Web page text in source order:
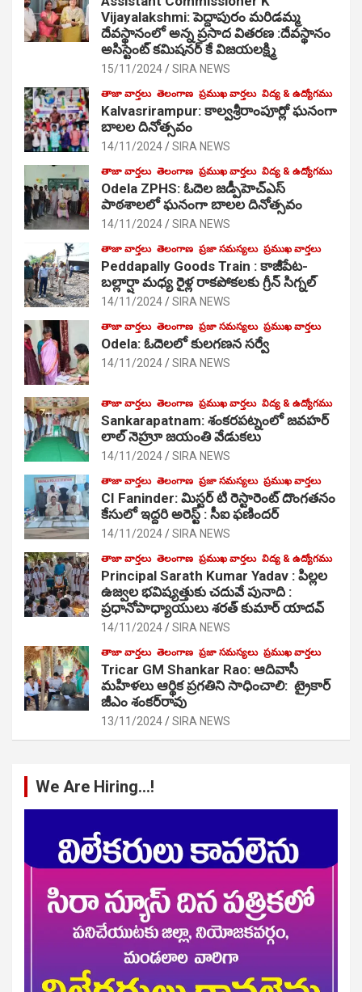
Vijayalakshmi: పెద్దాపురం మరిడమ్మ
దేవస్థానంలో అన్న ప్రసాద వితరణ :దేవస్థానం
అసిస్టెంట్ కమిషనర్ కే విజయలక్ష్మి
15/11/2024 SIRA NEWS
తాజా వార్తలు తెలంగాణ ప్రముఖ వార్తలు విద్య & ఉద్యోగము
Kalvasrirampur: కాల్వశ్రీరాంపూర్లో ఘనంగా
బాలల దినోత్సవం
14/11/2024 SIRA NEWS
తాజా వార్తలు తెలంగాణ ప్రముఖ వార్తలు విద్య & ఉద్యోగము
Odela ZPHS: ఓదెల జ‌డ్పీహెచ్ఎస్
పాఠ‌శాల‌లో ఘనంగా బాలల దినోత్సవం
14/11/2024 SIRA NEWS
తాజా వార్తలు తెలంగాణ ప్రజా సమస్యలు ప్రముఖ వార్తలు
Peddapally Goods Train : కాజీపేట-
బల్లార్షా మధ్య రైళ్ల రాకపోకలకు గ్రీన్ సిగ్నల్
14/11/2024 SIRA NEWS
తాజా వార్తలు తెలంగాణ ప్రజా సమస్యలు ప్రముఖ వార్తలు
Odela: ఓదెలలో కులగణన సర్వే
14/11/2024 SIRA NEWS
తాజా వార్తలు తెలంగాణ ప్రముఖ వార్తలు విద్య & ఉద్యోగము
Sankarapatnam: శంకరపట్నంలో జవహర్
లాల్ నెహ్రూ జయంతి వేడుకలు
14/11/2024 SIRA NEWS
తాజా వార్తలు తెలంగాణ ప్రజా సమస్యలు ప్రముఖ వార్తలు
CI Faninder: మిస్టర్ టి రెస్టారెంట్ దొంగతనం
కేసులో ఇద్దరి అరెస్ట్ : సీఐ ఫణిందర్
14/11/2024 SIRA NEWS
తాజా వార్తలు తెలంగాణ ప్రముఖ వార్తలు విద్య & ఉద్యోగము
Principal Sarath Kumar Yadav : పిల్లల
ఉజ్వల భవిష్యత్తుకు చదువే పునాది :
ప్రధానోపాధ్యాయులు శరత్ కుమార్ యాదవ్
14/11/2024 SIRA NEWS
తాజా వార్తలు తెలంగాణ ప్రజా సమస్యలు ప్రముఖ వార్తలు
Tricar GM Shankar Rao: ఆదివాసీ
మహిళలు ఆర్థిక ప్రగతిని సాధించాలి: ట్రైకార్
జీఎం శంకర్‌రావు
13/11/2024 SIRA NEWS
We Are Hiring…!